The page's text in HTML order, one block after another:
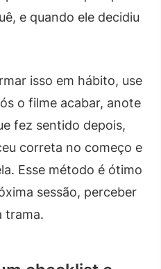
e quando ele decidiu
isso em hábito, use
o filme acabar, anote
fez sentido depois,
correta no começo e
Esse método é ótimo
sessão, perceber
trama.